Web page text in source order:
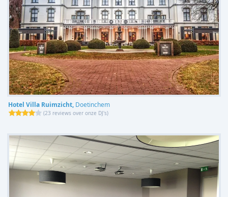
Hotel Villa Ruimzicht, Doetinchem
(23 reviews over onze DJ's)